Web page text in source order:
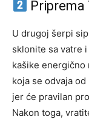
Priprema
U drugoj šerpi
sklonite sa vatre
kašike energično
koja se odvaja
jer će pravilan
Nakon toga,